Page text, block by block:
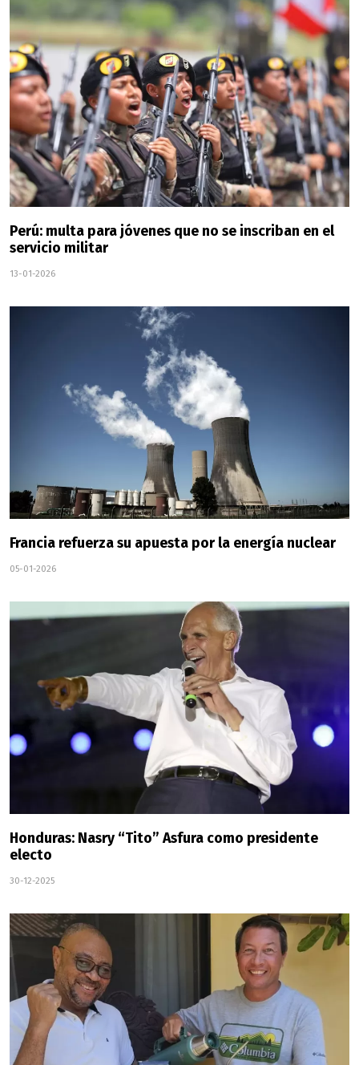
Perú: multa para jóvenes que no se inscriban en el
servicio militar
13-01-2026
Francia refuerza su apuesta por la energía nuclear
05-01-2026
Honduras: Nasry “Tito” Asfura como presidente
electo
30-12-2025